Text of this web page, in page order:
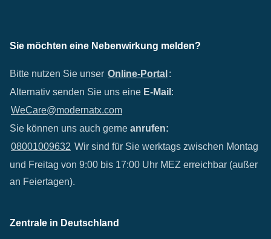
Sie möchten eine Nebenwirkung melden?
Bitte nutzen Sie unser Online-Portal :
Alternativ senden Sie uns eine E-Mail :
WeCare@modernatx.com
Sie können uns auch gerne anrufen:
08001009632 Wir sind für Sie werktags zwischen Montag
und Freitag von 9:00 bis 17:00 Uhr MEZ erreichbar (außer
an Feiertagen).
Zentrale in Deutschland